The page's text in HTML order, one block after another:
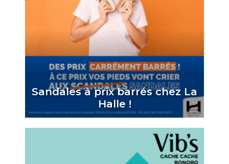
Sandales à prix barrés chez La
Halle !